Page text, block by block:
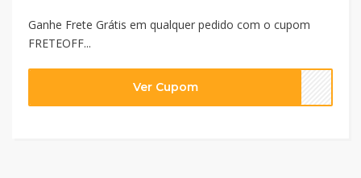
Ganhe Frete Grátis em qualquer pedido com o cupom
FRETEOFF...
Ver Cupom